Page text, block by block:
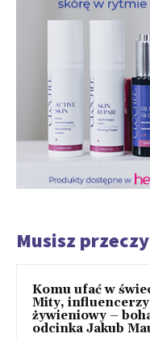
Musisz
Komu ufać w
Mity, influencerzy
żywieniowy –
odcinka Jakub